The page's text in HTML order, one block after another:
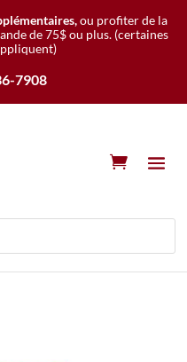
ou profiter de la
de 75$ ou plus. (certaines
7908